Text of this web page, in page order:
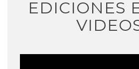
EDICIONES